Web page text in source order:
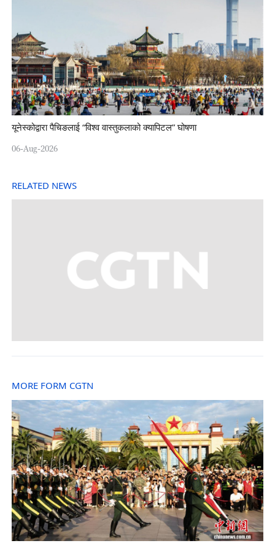
यूनेस्कोद्वारा पैचिङलाई “विश्व वास्तुकलाको क्यापिटल” घोषणा
06-Aug-2026
RELATED NEWS
MORE FORM CGTN